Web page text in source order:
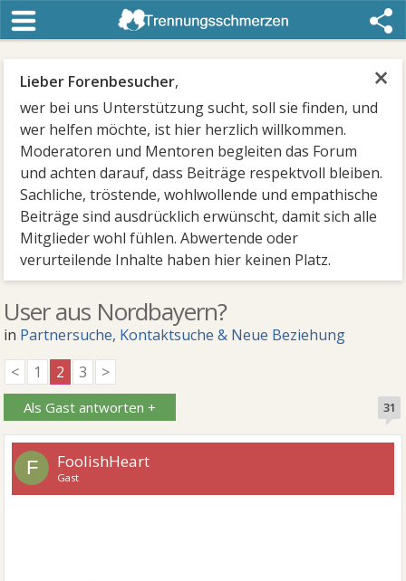
×
Lieber Forenbesucher,
wer bei uns Unterstützung sucht, soll sie finden, und
wer helfen möchte, ist hier herzlich willkommen.
Moderatoren und Mentoren begleiten das Forum
und achten darauf, dass Beiträge respektvoll bleiben.
Sachliche, tröstende, wohlwollende und empathische
Beiträge sind ausdrücklich erwünscht, damit sich alle
Mitglieder wohl fühlen. Abwertende oder
verurteilende Inhalte haben hier keinen Platz.
User aus Nordbayern?
in Partnersuche, Kontaktsuche & Neue Beziehung
<
1 2 3 >
Als Gast antworten + 31
F FoolishHeart
Gast